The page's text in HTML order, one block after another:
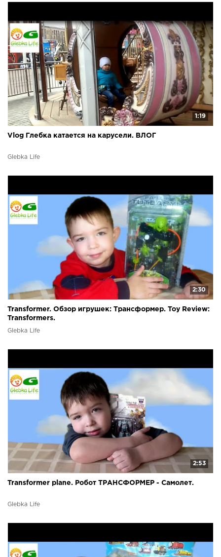
1:19
Vlog Глебка катается на карусели. ВЛОГ
Glebka Life
2:30
Transformer. Обзор игрушек: Трансформер. Toy Review:
Transformers.
Glebka Life
2:53
Transformer plane. Робот ТРАНСФОРМЕР - Самолет.
Glebka Life